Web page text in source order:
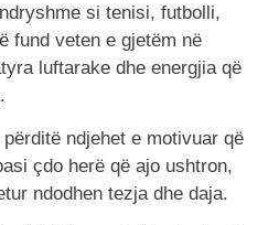
si tenisi, futbolli,
fund veten e gjetëm në
luftarake dhe energjia që
ndjehet e motivuar që
çdo herë që ajo ushtron,
ndodhen tezja dhe daja.